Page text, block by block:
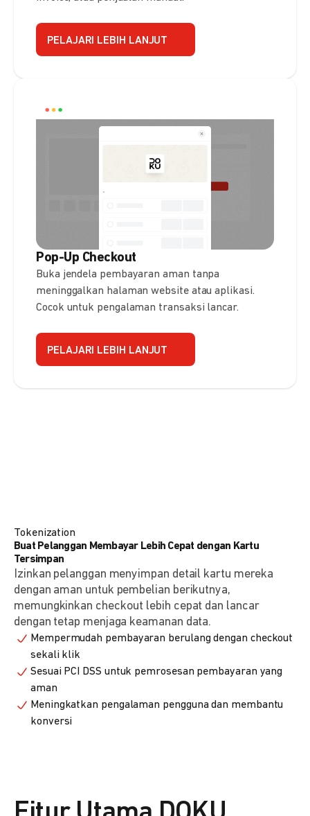
PELAJARI LEBIH LANJUT
Pop-Up Checkout
Buka jendela pembayaran aman tanpa
meninggalkan halaman website atau aplikasi.
Cocok untuk pengalaman transaksi lancar.
PELAJARI LEBIH LANJUT
Tokenization
Buat Pelanggan Membayar Lebih Cepat dengan Kartu
Tersimpan
Izinkan pelanggan menyimpan detail kartu mereka
dengan aman untuk pembelian berikutnya,
memungkinkan checkout lebih cepat dan lancar
dengan tetap menjaga keamanan data.
Mempermudah pembayaran berulang dengan checkout
sekali klik
Sesuai PCI DSS untuk pemrosesan pembayaran yang
aman
Meningkatkan pengalaman pengguna dan membantu
konversi